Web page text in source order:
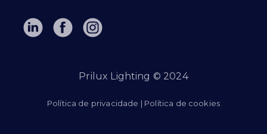
Prilux Lighting © 2024
Política de privacidade | Política de cookies